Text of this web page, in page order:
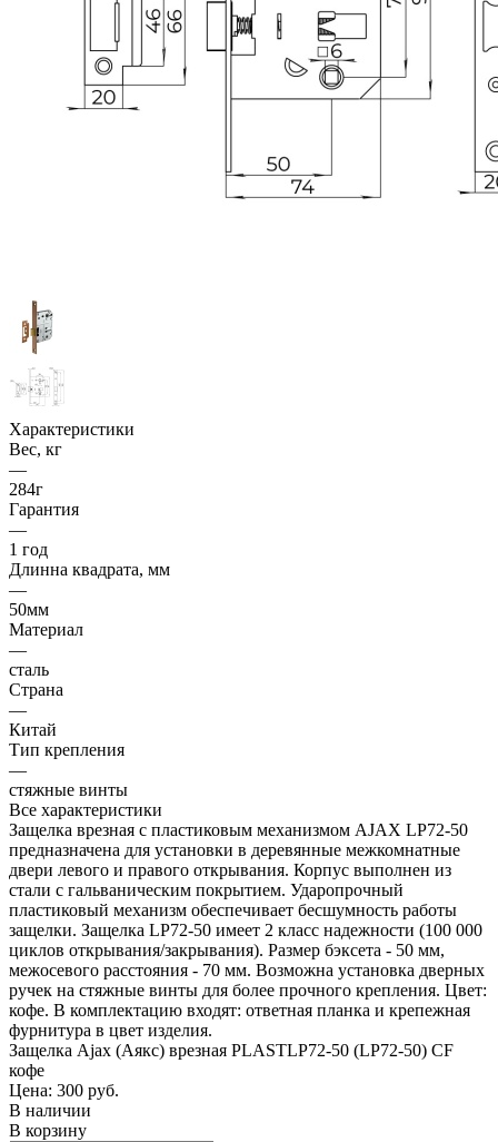
Характеристики
Вес, кг
—
284г
Гарантия
—
1 год
Длинна квадрата, мм
—
50мм
Материал
—
сталь
Страна
—
Китай
Тип крепления
—
стяжные винты
Все характеристики
Защелка врезная с пластиковым механизмом AJAX LP72-50
предназначена для установки в деревянные межкомнатные
двери левого и правого открывания. Корпус выполнен из
стали с гальваническим покрытием. Ударопрочный
пластиковый механизм обеспечивает бесшумность работы
защелки. Защелка LP72-50 имеет 2 класс надежности (100 000
циклов открывания/закрывания). Размер бэксета - 50 мм,
межосевого расстояния - 70 мм. Возможна установка дверных
ручек на стяжные винты для более прочного крепления. Цвет:
кофе. В комплектацию входят: ответная планка и крепежная
фурнитура в цвет изделия.
Защелка Ajax (Аякс) врезная PLASTLP72-50 (LP72-50) CF
кофе
Цена: 300 руб.
В наличии
В корзину